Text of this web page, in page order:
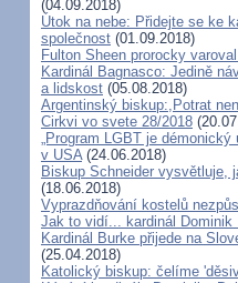
(04.09.2018)
Útok na nebe: Přidejte se ke
společnost (01.09.2018)
Fulton Sheen prorocky
Kardinál Bagnasco: Jedině
a lidskost (05.08.2018)
Argentinský biskup:,Potrat
Cirkvi vo svete 28/2018
„Program LGBT je
v USA(24.06.2018)
Biskup Schneider vysvětluje,
(18.06.2018)
Vyprazdňování kostelů
Jak to vidí... kardinál Dominik
Kardinál Burke přijede na
(25.04.2018)
Katolický biskup: čelíme